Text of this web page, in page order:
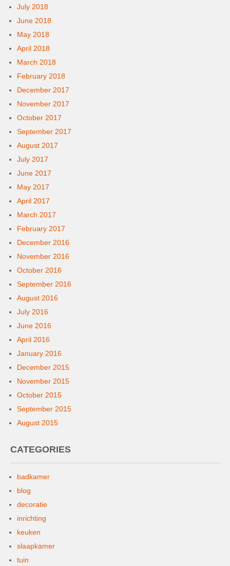
July 2018
June 2018
May 2018
April 2018
March 2018
February 2018
December 2017
November 2017
October 2017
September 2017
August 2017
July 2017
June 2017
May 2017
April 2017
March 2017
February 2017
December 2016
November 2016
October 2016
September 2016
August 2016
July 2016
June 2016
April 2016
January 2016
December 2015
November 2015
October 2015
September 2015
August 2015
CATEGORIES
badkamer
blog
decoratie
inrichting
keuken
slaapkamer
tuin